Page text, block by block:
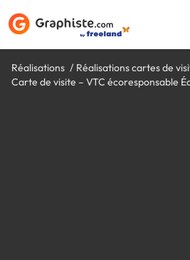
Réalisations
Réalisations cartes de
Carte de visite – VTC écoresponsable